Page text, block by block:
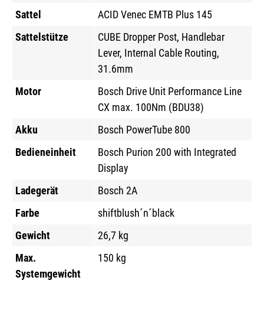
Sattel
ACID Venec EMTB Plus 145
Sattelstütze
CUBE Dropper Post, Handlebar
Lever, Internal Cable Routing,
31.6mm
Motor
Bosch Drive Unit Performance Line
CX max. 100Nm (BDU38)
Akku
Bosch PowerTube 800
Bedieneinheit
Bosch Purion 200 with Integrated
Display
Ladegerät
Bosch 2A
Farbe
shiftblush´n´black
Gewicht
26,7 kg
Max.
Systemgewicht
150 kg